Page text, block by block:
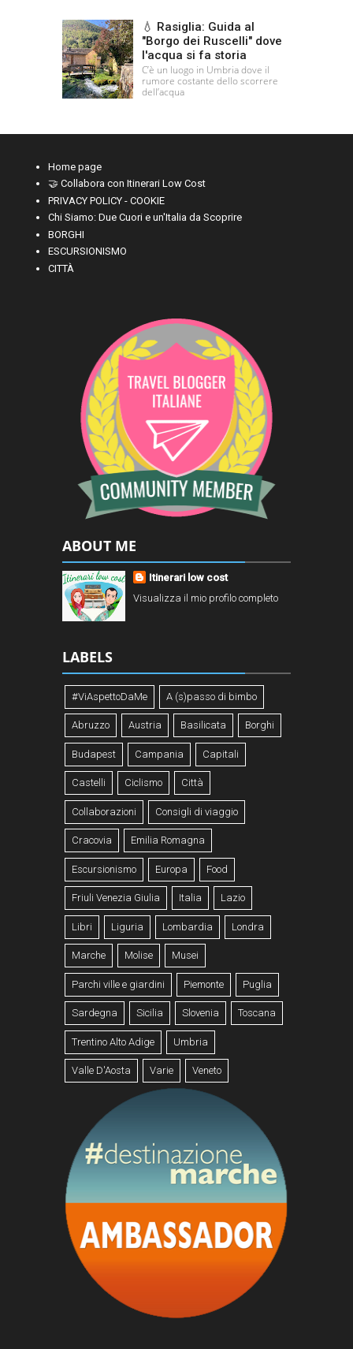
💧 Rasiglia: Guida al
"Borgo dei Ruscelli" dove
l'acqua si fa storia
C’è un luogo in Umbria dove il
rumore costante dello scorrere
dell’acqua
Home page
🤝 Collabora con Itinerari Low Cost
PRIVACY POLICY - COOKIE
Chi Siamo: Due Cuori e un'Italia da Scoprire
BORGHI
ESCURSIONISMO
CITTÀ
ABOUT ME
Itinerari low cost
Visualizza il mio profilo completo
LABELS
#ViAspettoDaMe A (s)passo di bimbo
Abruzzo Austria Basilicata Borghi
Budapest Campania Capitali
Castelli Ciclismo Città
Collaborazioni Consigli di viaggio
Cracovia Emilia Romagna
Escursionismo Europa Food
Friuli Venezia Giulia Italia Lazio
Libri Liguria Lombardia Londra
Marche Molise Musei
Parchi ville e giardini Piemonte Puglia
Sardegna Sicilia Slovenia Toscana
Trentino Alto Adige Umbria
Valle D'Aosta Varie Veneto